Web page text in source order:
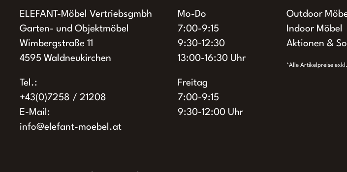
können
auf
der
Produktseite
können
auf
der
Produktseite
werden
ELEFANT-Möbel Vertriebsgmbh
Garten- und Objektmöbel
Wimbergstraße 11
4595 Waldneukirchen
Tel.:
+43(0)7258 / 21208
E-Mail:
info@elefant-moebel.at
Mo-Do
7:00-9:15
9:30-12:30
13:00-16:30 Uhr
Freitag
7:00-9:15
9:30-12:00 Uhr
Outdoor
Indoor Möbel
Aktionen &
*Alle Artikelpreise